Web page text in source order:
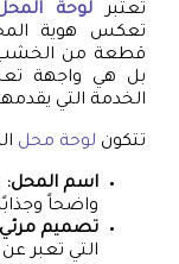
تعتبر لوحة
تعكس هوية
قطعة من الخشب
بل هي واجهة
الخدمة التي
تتكون لوحة محل
اسم المحل:
واضحاً
تصميم
التي تعبر عن